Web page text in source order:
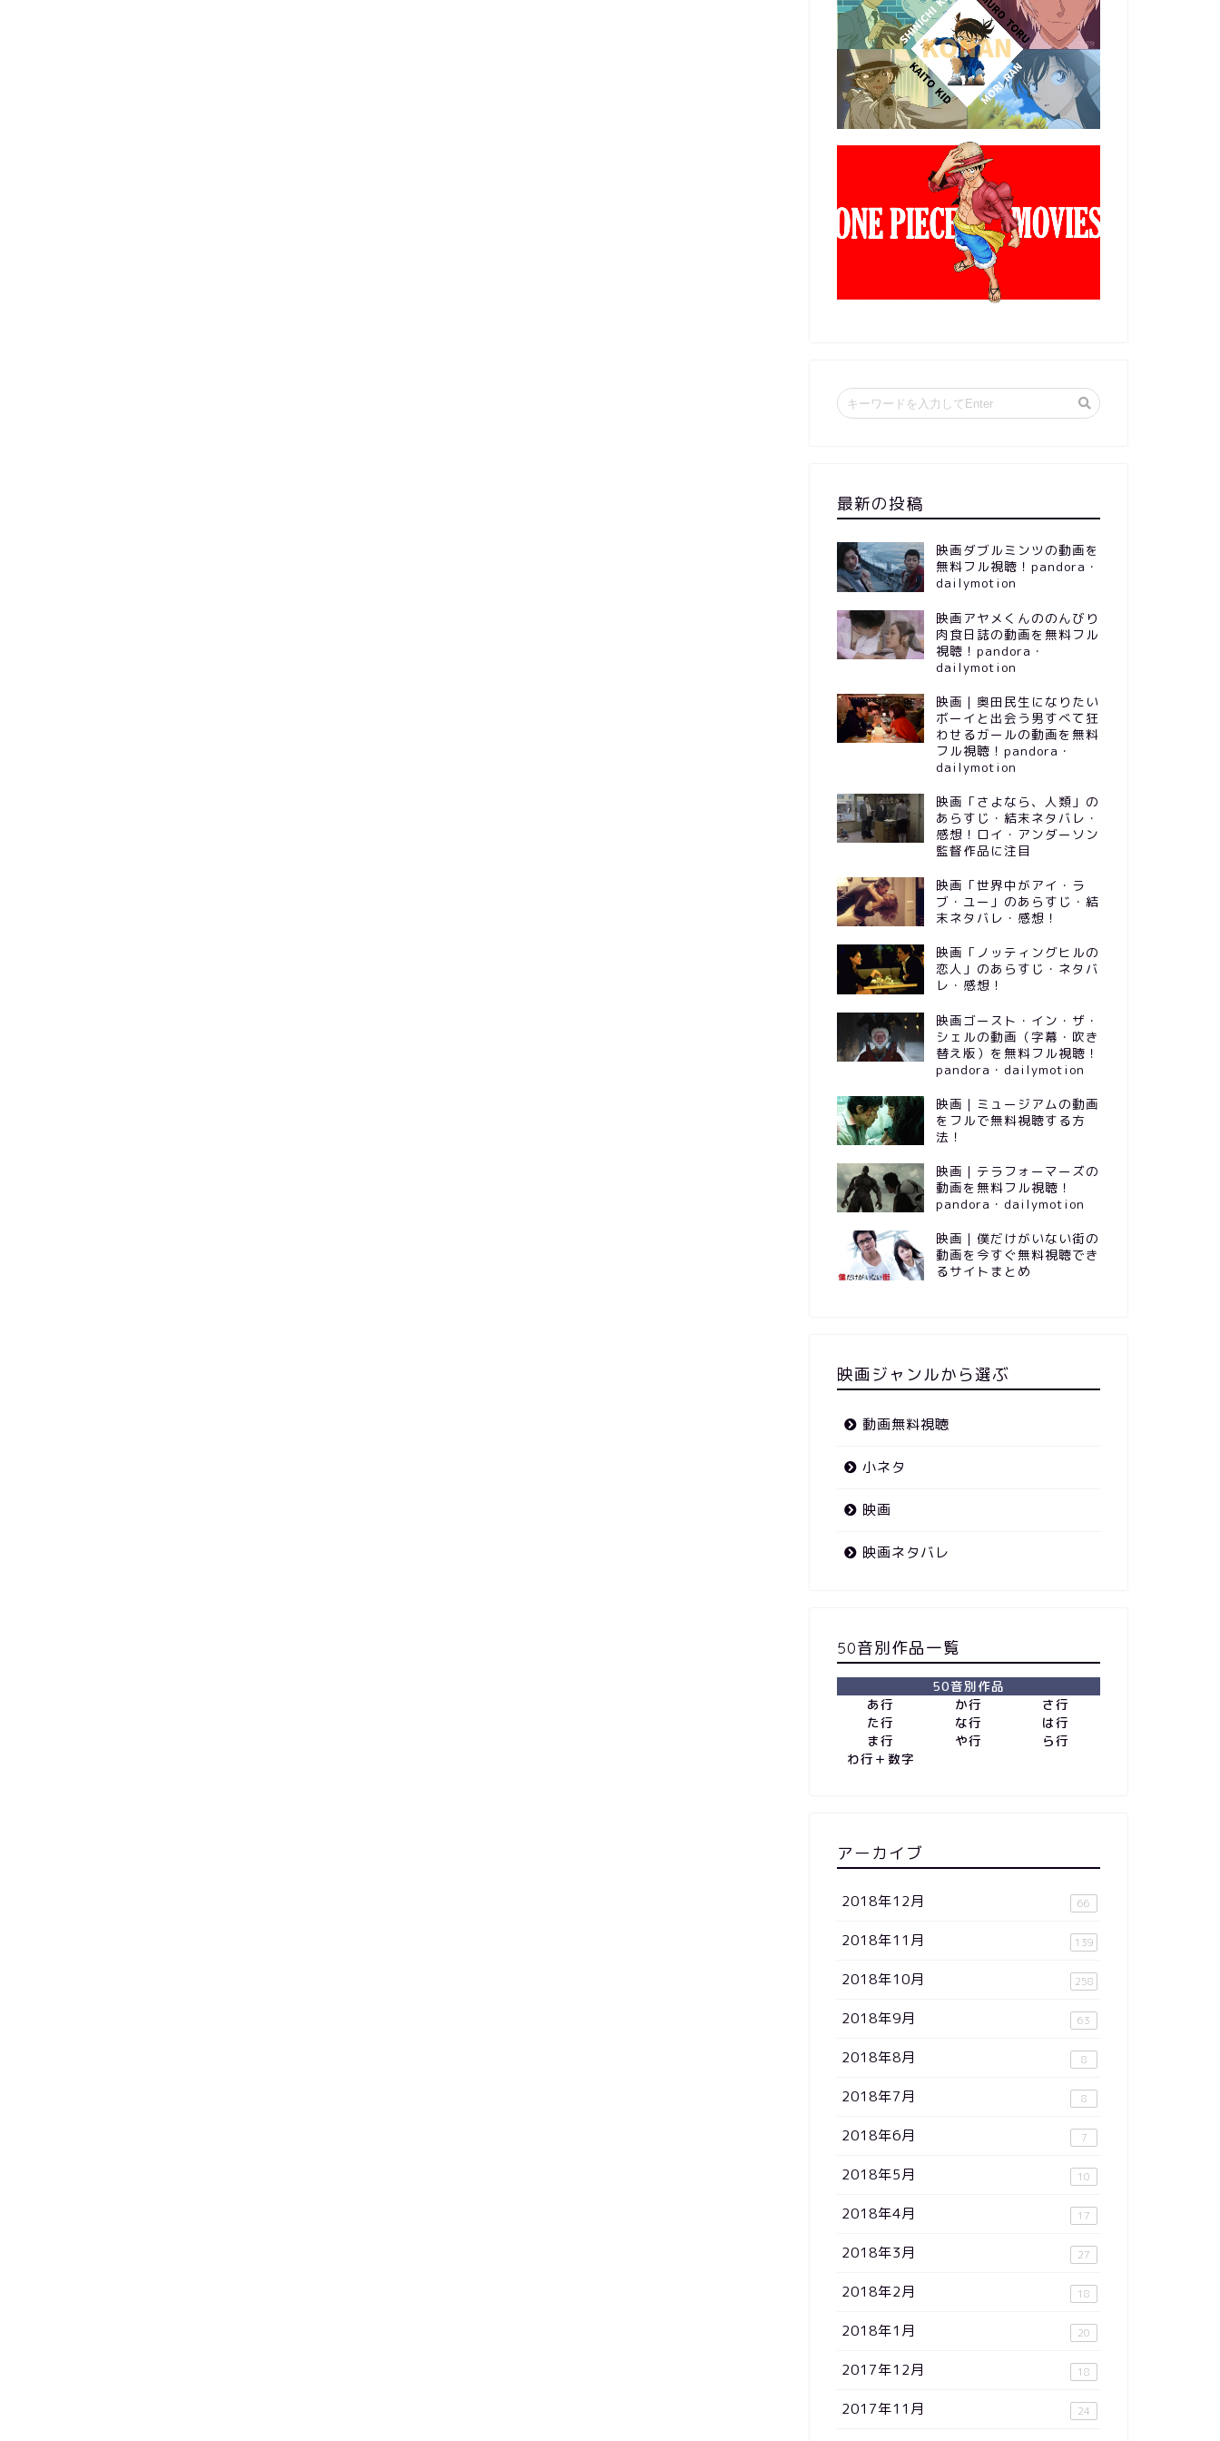
最新の投稿
映画ダブルミンツの動画を
無料フル視聴！pandora・
dailymotion
映画アヤメくんののんびり
肉食日誌の動画を無料フル
視聴！pandora・
dailymotion
映画｜奥田民生になりたい
ボーイと出会う男すべて狂
わせるガールの動画を無料
フル視聴！pandora・
dailymotion
映画「さよなら、人類」の
あらすじ・結末ネタバレ・
感想！ロイ・アンダーソン
監督作品に注目
映画「世界中がアイ・ラ
ブ・ユー」のあらすじ・結
末ネタバレ・感想！
映画「ノッティングヒルの
恋人」のあらすじ・ネタバ
レ・感想！
映画ゴースト・イン・ザ・
シェルの動画（字幕・吹き
替え版）を無料フル視聴！
pandora・dailymotion
映画｜ミュージアムの動画
をフルで無料視聴する方
法！
映画｜テラフォーマーズの
動画を無料フル視聴！
pandora・dailymotion
映画｜僕だけがいない街の
動画を今すぐ無料視聴でき
るサイトまとめ
映画ジャンルから選ぶ
動画無料視聴
小ネタ
映画
映画ネタバレ
50音別作品一覧
50音別作品
あ行
か行
さ行
た行
な行
は行
ま行
や行
ら行
わ行＋数字
アーカイブ
2018年12月 66
2018年11月 139
2018年10月 258
2018年9月 63
2018年8月 8
2018年7月 8
2018年6月 7
2018年5月 10
2018年4月 17
2018年3月 27
2018年2月 18
2018年1月 20
2017年12月 18
2017年11月 24